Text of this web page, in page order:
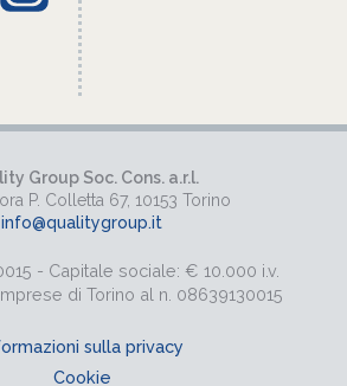
Group Soc. Cons. a.r.l.
P. Colletta 67, 10153 Torino
info@qualitygroup.it
- Capitale sociale: € 10.000 i.v.
di Torino al n. 08639130015
sulla privacy
Cookie